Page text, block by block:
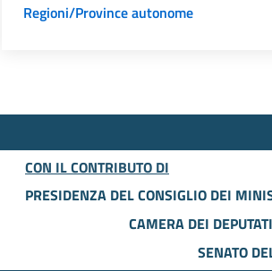
Regioni/Province autonome
CON IL CONTRIBUTO DI
PRESIDENZA DEL CONSIGLIO DEI
CAMERA DEI DEPUTATI
SENATO